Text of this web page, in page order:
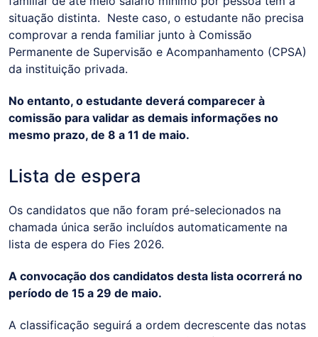
situação distinta. Neste caso, o estudante não precisa
comprovar a renda familiar junto à Comissão
Permanente de Supervisão e Acompanhamento (CPSA)
da instituição privada.
No entanto, o estudante deverá comparecer à
comissão para validar as demais informações no
mesmo prazo, de 8 a 11 de maio.
Lista de espera
Os candidatos que não foram pré-selecionados na
chamada única serão incluídos automaticamente na
lista de espera do Fies 2026.
A convocação dos candidatos desta lista ocorrerá no
período de 15 a 29 de maio.
A classificação seguirá a ordem decrescente das notas